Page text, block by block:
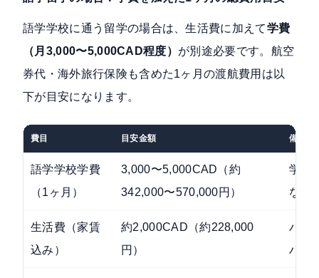
語学学校に通う留学の場合は、生活費に加えて学費
（月3,000〜5,000CAD程度） が別途必要です。航空
券代・海外旅行保険も含めた1ヶ月の渡航費用は以
下が目安になります。
費目 目安金額 備考
語学学校学費
（1ヶ月）
3,000〜5,000CAD（約
342,000〜570,000円）
学校
なる
生活費（家賃
込み）
約2,000CAD（約228,000
円）
バン
ハウ